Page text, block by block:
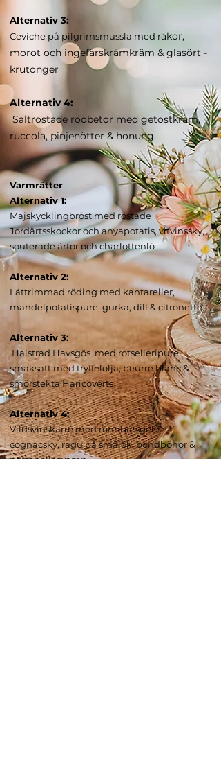
Alternativ 3:
Ceviche på pilgrimsmussla med räkor,
morot och ingefärskrämkräm & glasört -
krutonger
Alternativ 4:
Saltrostade rödbetor med getostkräm,
ruccola, pinjenötter & honung
Varmrätter
Alternativ 1:
Majskycklingbröst med rostade
Jordärtsskockor och anyapotatis, vitvinssky,
souterade ärtor och charlottenlö
Alternativ 2:
Lättrimmad röding med kantareller,
mandelpotatispure, gurka, dill & citronette
Alternativ 3:
Halstrad Havsgös med rotselleripure
smaksatt med tryffelolja, beurre blanc &
smörstekta Haricoverts
Alternativ 4:
Vildsvinskarré med rönnbärsgelé.
cognacsky, ragu på smålök, bondbönor &
portabellosvamp